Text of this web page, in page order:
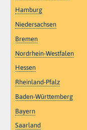
Hamburg
Niedersachsen
Bremen
Nordrhein-Westfalen
Hessen
Rheinland-Pfalz
Baden-Württemberg
Bayern
Saarland